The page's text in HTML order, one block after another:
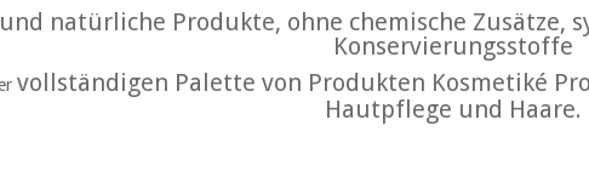
natürliche Produkte, ohne chemische Zusätze,
Konservierungsstoffe
vollständigen Palette von Produkten Kosmetiké
Hautpflege und Haare.